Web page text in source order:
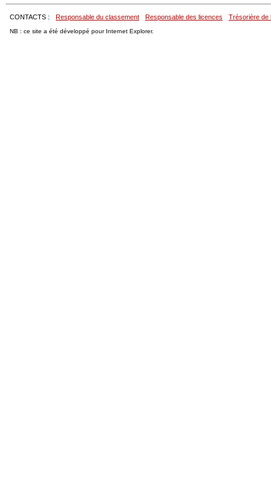
CONTACTS : Responsable du classement Responsable des licences Trésorière de
NB : ce site a été développé pour Internet Explorer.